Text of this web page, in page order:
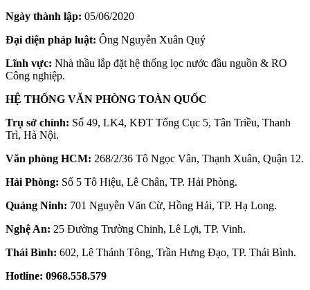
Ngày thành lập: 05/06/2020
Đại diện pháp luật: Ông Nguyễn Xuân Quý
Lĩnh vực: Nhà thầu lắp đặt hệ thống lọc nước đầu nguồn & RO
Công nghiệp.
HỆ THỐNG VĂN PHÒNG TOÀN QUỐC
Trụ sở chính: Số 49, LK4, KĐT Tổng Cục 5, Tân Triều, Thanh
Trì, Hà Nội.
Văn phòng HCM: 268/2/36 Tô Ngọc Vân, Thạnh Xuân, Quận 12.
Hải Phòng: Số 5 Tô Hiệu, Lê Chân, TP. Hải Phòng.
Quảng Ninh: 701 Nguyễn Văn Cừ, Hồng Hải, TP. Hạ Long.
Nghệ An: 25 Đường Trường Chinh, Lê Lợi, TP. Vinh.
Thái Bình: 602, Lê Thánh Tông, Trần Hưng Đạo, TP. Thái Bình.
Hotline: 0968.558.579